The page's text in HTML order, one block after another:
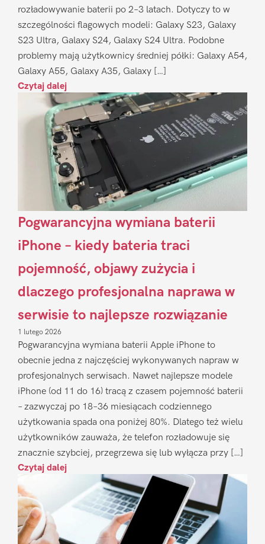
rozładowywanie baterii po 2–3 latach. Dotyczy to w
szczególności flagowych modeli: Galaxy S23, Galaxy
S23 Ultra, Galaxy S24, Galaxy S24 Ultra. Podobne
problemy mają użytkownicy średniej półki: Galaxy A54,
Galaxy A55, Galaxy A35, Galaxy […]
Czytaj dalej
Pogwarancyjna wymiana baterii
iPhone – kiedy bateria traci
pojemność, objawy zużycia i
dlaczego profesjonalna naprawa w
serwisie to najlepsze rozwiązanie
1 lutego 2026
Pogwarancyjna wymiana baterii Apple iPhone to
obecnie jedna z najczęściej wykonywanych napraw w
profesjonalnych serwisach. Nawet najlepsze modele
iPhone (od 11 do 16) tracą z czasem pojemność baterii
– zazwyczaj po 18–36 miesiącach codziennego
użytkowania spada ona poniżej 80%. Dlatego też wielu
użytkowników zauważa, że telefon rozładowuje się
znacznie szybciej, przegrzewa się lub wyłącza przy […]
Czytaj dalej